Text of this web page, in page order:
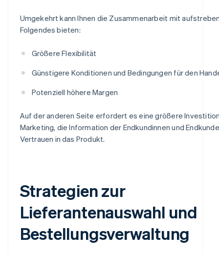
Umgekehrt kann Ihnen die Zusammenarbeit mit
Folgendes bieten:
Größere Flexibilität
Günstigere Konditionen und Bedingungen für den
Potenziell höhere Margen
Auf der anderen Seite erfordert es eine größere
Marketing, die Information der Endkundinnen und
Vertrauen in das Produkt.
Strategien zur
Lieferantenauswahl und
Bestellungsverwaltung